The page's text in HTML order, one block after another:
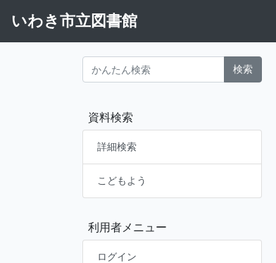
いわき市立図書館
検索
資料検索
詳細検索
こどもよう
利用者メニュー
ログイン